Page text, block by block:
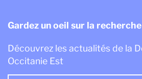
Gardez un oeil sur la recherche
Découvrez les actualités de la
Occitanie Est